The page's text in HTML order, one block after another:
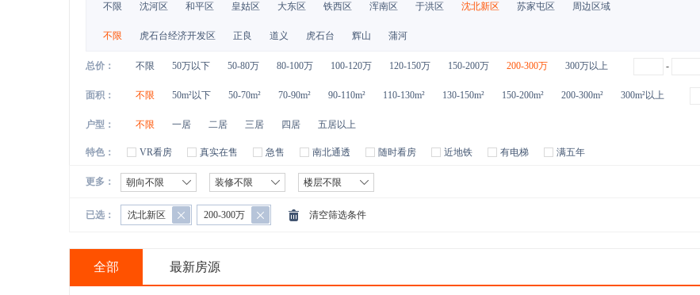
不限 沈河区 和平区 皇姑区 大东区 铁西区 浑南区 于洪区 沈北新区 苏家屯区 周边区域
不限 虎石台经济开发区 正良 道义 虎石台 辉山 蒲河
总价： 不限 50万以下 50-80万 80-100万 100-120万 120-150万 150-200万 200-300万 300万以上 -
面积： 不限 50m²以下 50-70m² 70-90m² 90-110m² 110-130m² 130-150m² 150-200m² 200-300m² 300m²以上
户型： 不限 一居 二居 三居 四居 五居以上
特色： VR看房 真实在售 急售 南北通透 随时看房 近地铁 有电梯 满五年
更多： 朝向不限 装修不限 楼层不限
已选： 沈北新区 200-300万 清空筛选条件
全部 最新房源